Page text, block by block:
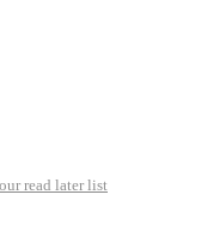
read later list